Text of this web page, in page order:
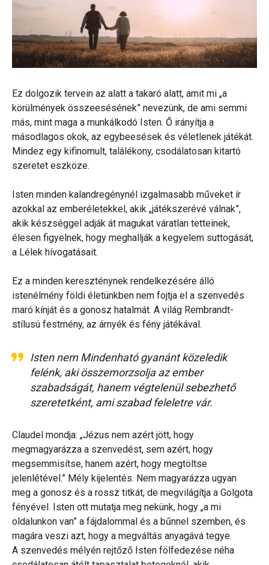
Ez dolgozik tervein az alatt a takaró alatt, amit mi „a
körülmények összeesésének” nevezünk, de ami semmi
más, mint maga a munkálkodó Isten. Ő irányítja a
másodlagos okok, az egybeesések és véletlenek játékát.
Mindez egy kifinomult, találékony, csodálatosan kitartó
szeretet eszköze.
Isten minden kalandregénynél izgalmasabb műveket ír
azokkal az emberéletekkel, akik „játékszerévé válnak”,
akik készséggel adják át magukat váratlan tetteinek,
élesen figyelnek, hogy meghallják a kegyelem suttogását,
a Lélek hívogatásait.
Ez a minden kereszténynek rendelkezésére álló
istenélmény földi életünkben nem fojtja el a szenvedés
maró kínját és a gonosz hatalmát. A világ Rembrandt-
stílusú festmény, az árnyék és fény játékával.
Isten nem Mindenható gyanánt közeledik
felénk, aki összemorzsolja az ember
szabadságát, hanem végtelenül sebezhető
szeretetként, ami szabad feleletre vár.
Claudel mondja: „Jézus nem azért jött, hogy
megmagyarázza a szenvedést, sem azért, hogy
megsemmisítse, hanem azért, hogy megtöltse
jelenlétével.” Mély kijelentés. Nem magyarázza ugyan
meg a gonosz és a rossz titkát, de megvilágítja a Golgota
fényével. Isten ott mutatja meg nekünk, hogy „a mi
oldalunkon van” a fájdalommal és a bűnnel szemben, és
magára veszi azt, hogy a megváltás anyagává tegye.
A szenvedés mélyén rejtőző Isten fölfedezése néha